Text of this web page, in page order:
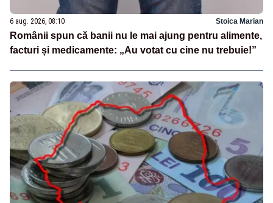
6 aug. 2026, 08:10 Stoica Marian
Românii spun că banii nu le mai ajung pentru alimente,
facturi și medicamente: „Au votat cu cine nu trebuie!”